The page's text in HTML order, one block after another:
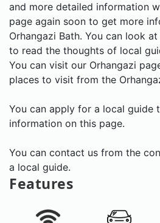
and more detailed information
page again soon to get more
Orhangazi Bath. You can look
to read the thoughts of local
You can visit our Orhangazi
places to visit from the
You can apply for a local guide
information on this page.
You can contact us from the
a local guide.
Features